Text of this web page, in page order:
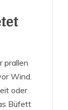
prallen
Wind.
oder
Büfett